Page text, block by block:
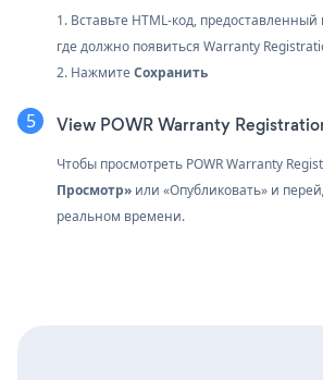
1. Вставьте HTML-код,
где должно появиться Warranty
2. НажмитеСохранить
View POWR Warranty
Чтобы просмотреть POWR Warranty
Просмотр» или «Опубликовать» и
реальном времени.